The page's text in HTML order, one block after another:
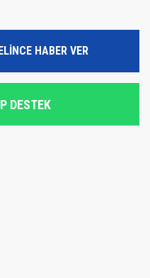
HABER VER
DESTEK